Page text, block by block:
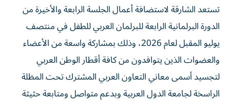
تستعد الشارقة لاستضافة أعمال الجلسة الرابعة والأخيرة من
الدورة البرلمانية الرابعة للبرلمان العربي للطفل في منتصف
يوليو المقبل لعام 2026، وذلك بمشاركة واسعة من الأعضاء
والعضوات الذين يتوافدون من كافة أقطار الوطن العربي
لتجسيد أسمى معاني التعاون العربي المشترك تحت المظلة
الراسخة لجامعة الدول العربية وبدعم متواصل ومتابعة حثيثة